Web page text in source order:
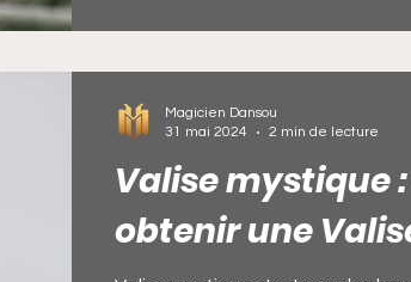
Valise mystique
obtenir une
Magicien Dansou
31 mai 2024
2 min de lecture